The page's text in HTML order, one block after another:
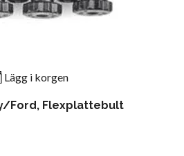
Lägg i korgen
Ford, Flexplattebult